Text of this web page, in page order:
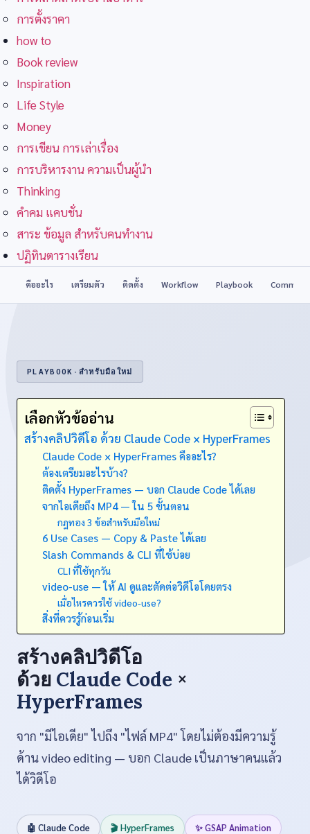
การตั้งราคา
how to
Book review
Inspiration
Life Style
Money
การเขียน การเล่าเรื่อง
การบริหารงาน ความเป็นผู้นำ
Thinking
คำคม แคบชั่น
สาระ ข้อมูล สำหรับคนทำงาน
ปฏิทินตารางเรียน
คืออะไร เตรียมตัว ติดตั้ง Workflow Playbook
PLAYBOOK · สำหรับมือใหม่
เลือกหัวข้ออ่าน
สร้างคลิปวิดีโอ ด้วย Claude Code × HyperFrames
Claude Code × HyperFrames คืออะไร?
ต้องเตรียมอะไรบ้าง?
ติดตั้ง HyperFrames — บอก Claude Code ได้เลย
จากไอเดียถึง MP4 — ใน 5 ขั้นตอน
กฎทอง 3 ข้อสำหรับมือใหม่
6 Use Cases — Copy & Paste ได้เลย
Slash Commands & CLI ที่ใช้บ่อย
CLI ที่ใช้ทุกวัน
video-use — ให้ AI ดูและตัดต่อวิดีโอโดยตรง
เมื่อไหรควรใช้ video-use?
สิ่งที่ควรรู้ก่อนเริ่ม
สร้างคลิปวิดีโอ
ด้วย Claude Code ×
HyperFrames
จาก "มีไอเดีย" ไปถึง "ไฟล์ MP4" โดยไม่ต้องมีความรู้
ด้าน video editing — บอก Claude เป็นภาษาคนแล้ว
ได้วิดีโอ
🤖 Claude Code 🎬 HyperFrames ✨ GSAP Animation